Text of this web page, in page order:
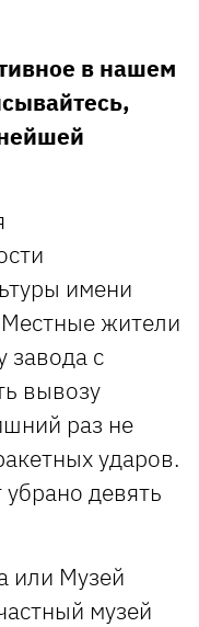
в нашем
имени
жители
завода с
вывозу
раз не
ударов.
девять
или Музей
музей